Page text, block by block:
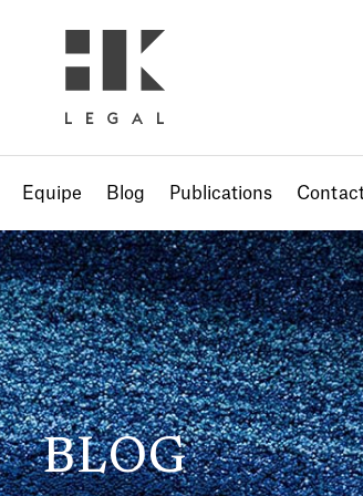
Equipe Blog Publications
BLOG